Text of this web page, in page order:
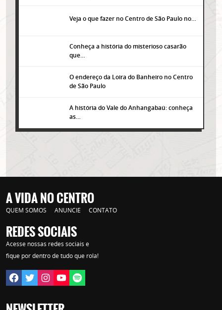
Veja o que fazer no Centro de São Paulo no…
Conheça a história do misterioso casarão
que…
O endereço da Loira do Banheiro no Centro
de São Paulo
A história do Vale do Anhangabaú: conheça
as…
A VIDA NO CENTRO
QUEM SOMOS ANUNCIE CONTATO
REDES SOCIAIS
Acesse nossas redes sociais e
fique por dentro de tudo que rola!
Lorem ipsum dolor sit amet, consectetur adipisicing elit. Autem assumenda
labore quia nobis nihil tempora praesentium distinctio, id, quibusdam est.